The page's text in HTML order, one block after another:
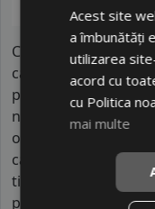
CEAT este un brand
care în prezent face
puternic, fiind unul
nivel global.
operează fabrici în
capacitate mare de
timpului, CEAT s-a
produse fiabile și
Acest site
a îmbunătăți
utilizarea
acord cu
cu Politica
mai multe